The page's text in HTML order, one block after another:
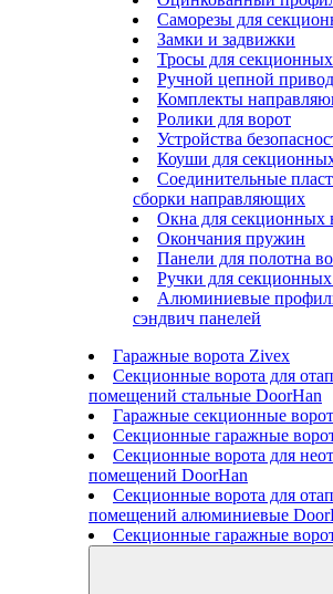
Саморезы для
Замки и задвижки
Тросы для
Ручной цепной
Комплекты
Ролики для ворот
Устройства
Коуши для
Соединительные
сборки направляющих
Окна для секционных
Окончания пружин
Панели для полотна
Ручки для
Алюминиевые
сэндвич панелей
Гаражные ворота Zivex
Секционные ворота для
помещений стальные DoorHan
Гаражные секционные
Секционные гаражные
Секционные ворота для
помещений DoorHan
Секционные ворота для
помещений алюминиевые
Секционные гаражные